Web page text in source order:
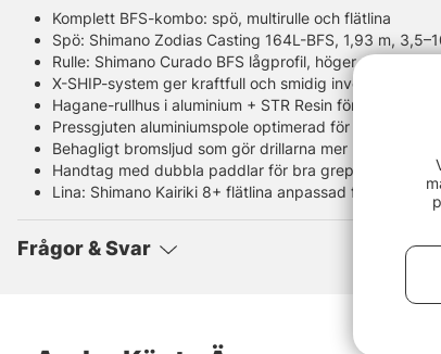
Komplett BFS-kombo: spö, multirulle och flätlina
Spö: Shimano Zodias Casting 164L-BFS, 1,93 m,
Rulle: Shimano Curado BFS lågprofil, höger eller
X-SHIP-system ger kraftfull och smidig invevning
Hagane-rullhus i aluminium + STR Resin för stabilitet
Pressgjuten aluminiumspole optimerad för lätta beten
Behagligt bromsljud som gör drillarna mer kontrollerade
Handtag med dubbla paddlar för bra grepp och
Lina: Shimano Kairiki 8+ flätlina anpassad för
Frågor & Svar